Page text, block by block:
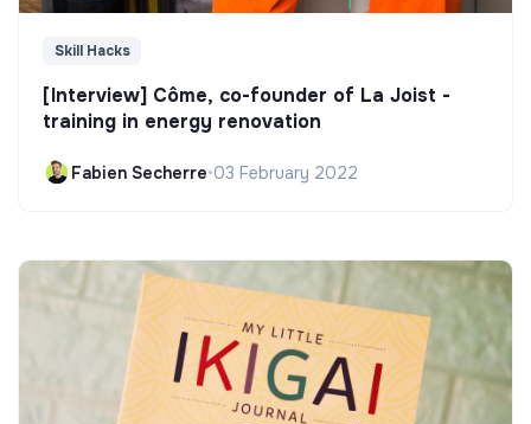
Skill Hacks
[Interview] Côme, co-founder of La Joist -
training in energy renovation
Fabien Secherre•03 February 2022